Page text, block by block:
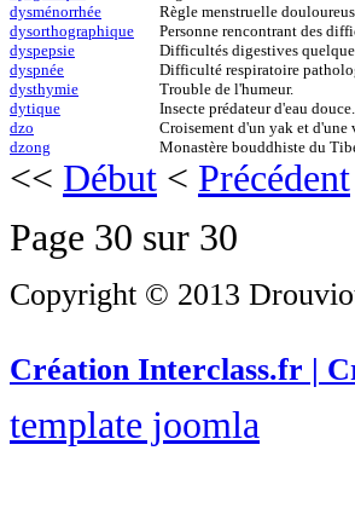
dysménorrhée
Règle menstruelle
dysorthographique
Personne rencontrant des
dyspepsie
Difficultés digestives
dyspnée
Difficulté respiratoire
dysthymie
Trouble de l'humeur.
dytique
Insecte prédateur d'eau douce.
dzo
Croisement d'un yak et d'une
dzong
Monastère bouddhiste du
<< Début < Précédent
Page 30 sur 30
Copyright © 2013
Création Interclass.fr |
template joomla